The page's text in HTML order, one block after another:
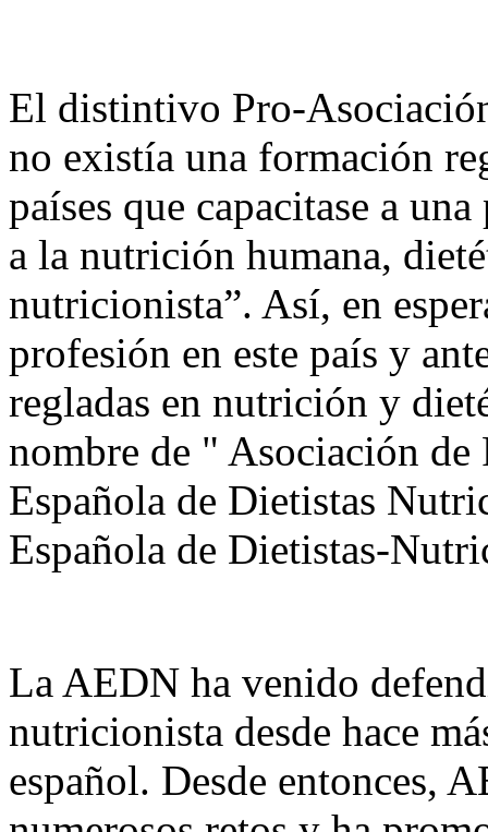
El distintivo Pro-
no existía una formación
países que capacitase a
a la nutrición humana,
nutricionista”. Así, en
profesión en este país y
regladas en nutrición y
nombre de " Asociación
Española de Dietistas
Española de Dietistas-
La AEDN ha venido
nutricionista desde hace
español. Desde entonces,